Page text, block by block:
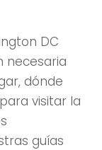
DC
necesaria
dónde
visitar la
guías